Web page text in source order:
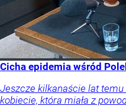
Cicha epidemia wśród
Jeszcze kilkanaście lat temu
kobiecie, która miała z